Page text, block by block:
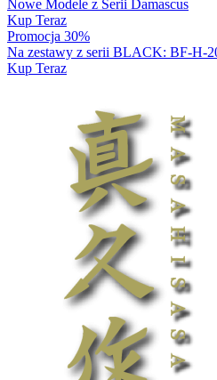
Nowe Modele z Serii Damascus
Kup Teraz
Promocja 30%
Na zestawy z serii BLACK: BF-H-
Kup Teraz